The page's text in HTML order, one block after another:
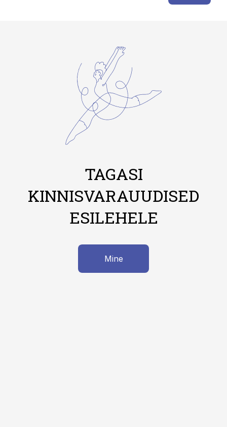
TAGASI
KINNISVARAUUDISED
ESILEHELE
Mine